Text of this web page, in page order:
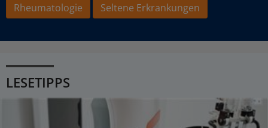
Rheumatologie
Seltene Erkrankungen
LESETIPPS